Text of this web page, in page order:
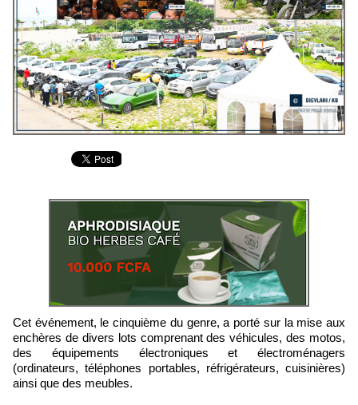
Cet événement, le cinquième du genre, a porté sur la mise aux
enchères de divers lots comprenant des véhicules, des motos,
des équipements électroniques et électroménagers
(ordinateurs, téléphones portables, réfrigérateurs, cuisinières)
ainsi que des meubles.